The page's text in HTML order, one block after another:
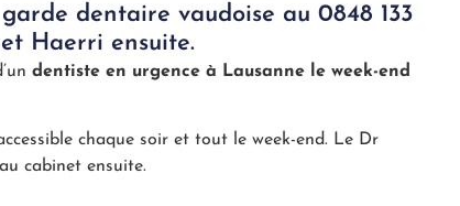
dentaire vaudoise au 0848 133
Haerri ensuite.
dentiste en urgence à Lausanne le week-end
chaque soir et tout le week-end. Le Dr
cabinet ensuite.